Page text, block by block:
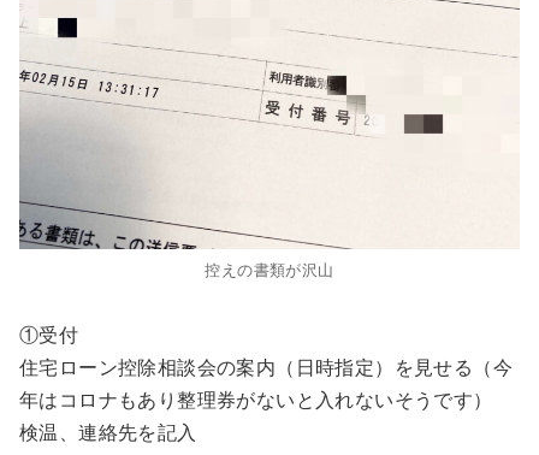
控えの書類が沢山
①受付
住宅ローン控除相談会の案内（日時指定）を見せる（今
年はコロナもあり整理券がないと入れないそうです）
検温、連絡先を記入